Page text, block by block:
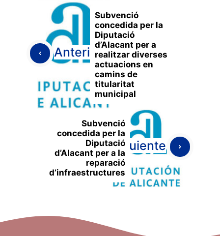
Anterior
Subvenció
concedida per la
Diputació
d’Alacant per a
realitzar diverses
actuacions en
camins de
titularitat
municipal
Subvenció
concedida per la
Diputació
d’Alacant per a la
reparació
d’infraestructures
Siguiente